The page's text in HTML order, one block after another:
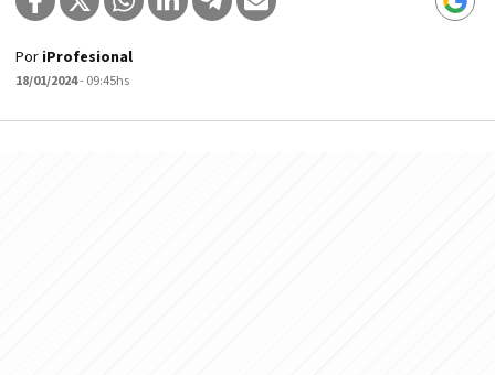
Por iProfesional
18/01/2024- 09:45hs